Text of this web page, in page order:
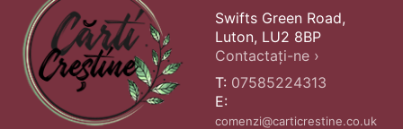
Swifts Green Road,
Luton, LU2 8BP
Contactați-ne ›
T: 07585224313
E:
comenzi@carticrestine.co.uk